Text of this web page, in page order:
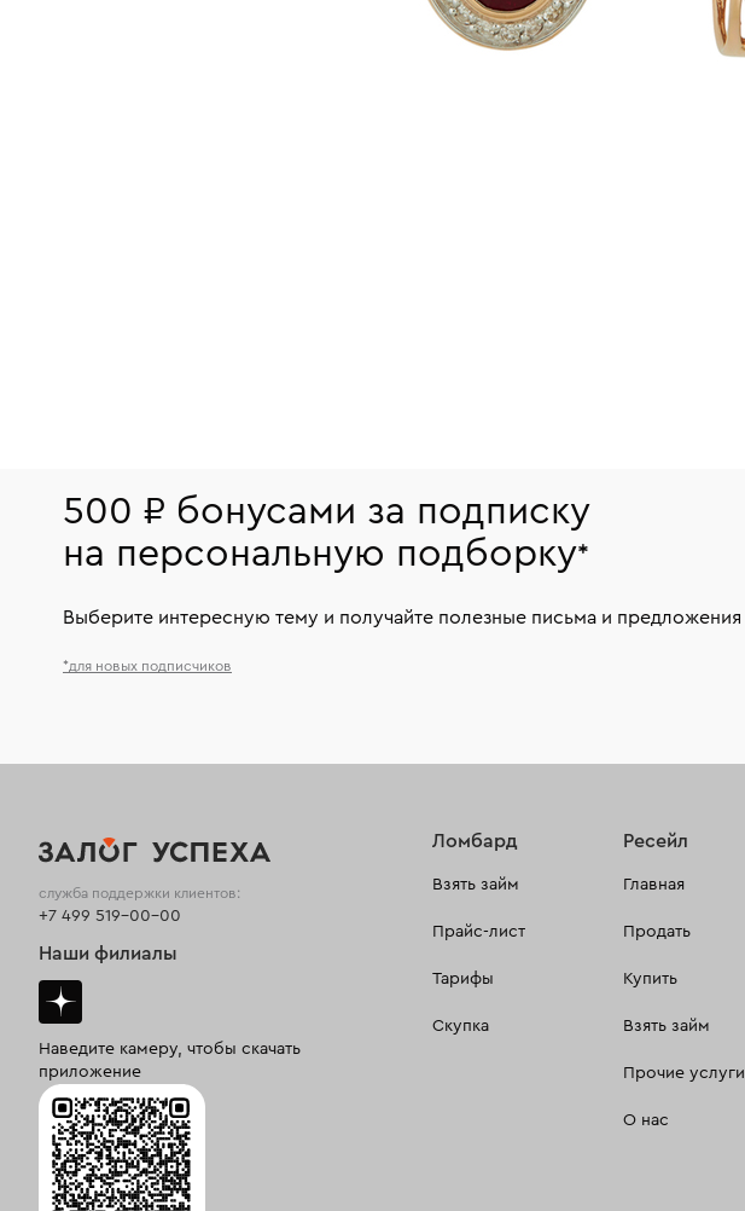
500 ₽ бонусами за подписку
на персональную подборку*
Выберите интересную тему и получайте полезные письма и предложения
*для новых подписчиков
Ломбард
Взять займ
Прайс-лист
Тарифы
Скупка
Ресейл
Главная
Продать
Купить
Взять займ
Прочие услуги
О нас
служба поддержки клиентов:
+7 499 519-00-00
Наши филиалы
Наведите камеру, чтобы скачать
приложение